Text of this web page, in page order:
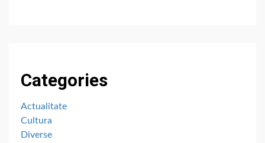
Categories
Actualitate
Cultura
Diverse